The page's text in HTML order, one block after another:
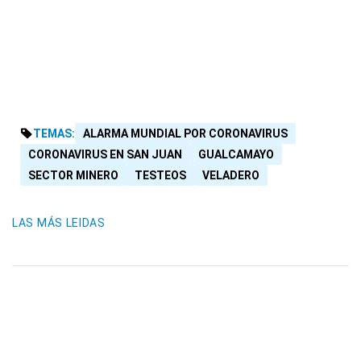
TEMAS:
ALARMA MUNDIAL POR CORONAVIRUS
CORONAVIRUS EN SAN JUAN
GUALCAMAYO
SECTOR MINERO
TESTEOS VELADERO
LAS MÁS LEIDAS